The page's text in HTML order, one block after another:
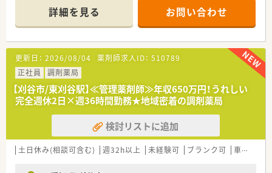
り、無理のないペースで患者様とじっくり向き合うことが可能で
す。
■薬剤師は正社員が2名とパートが1名在籍しており、常時1名か
ら2名体制に加えて事務スタッフも配置され手厚い人員体制で
す。
【法人特徴について】
■愛知県内を中心に地域密着型の薬局を展開しており、患者様の
健康を第一に考える理念のもとで質の高い医療サービスを提供
します。
■経営トップとの風通しが大変良く、フランクで何でも意見を言
いやすいアットホームな社風が魅力的な働きやすい企業風土で
す。
■就業規則にも柔軟性を持たせており、現場の判断を尊重しなが
す。
詳細を見る お問い合わせ
更新日： 2026/08/04 薬剤師求人ID： 510789
正社員
調剤薬局
【刈谷市/東刈谷駅】≪管理薬剤師≫年収650万円！うれしい
完全週休2日×週36時間勤務★地域密着の調剤薬局
検討リストに追加
土日休み(相談可含む) 週32h以上 未経験可 ブランク可 車通勤可